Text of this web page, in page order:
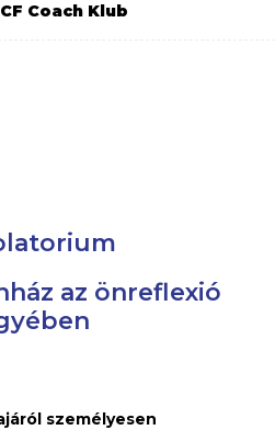
Coach Klub
az önreflexió
személyesen